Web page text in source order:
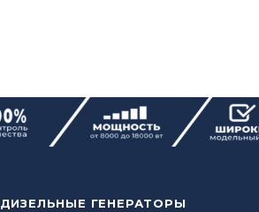
ДИЗЕЛЬНЫЕ ГЕНЕРАТОРЫ